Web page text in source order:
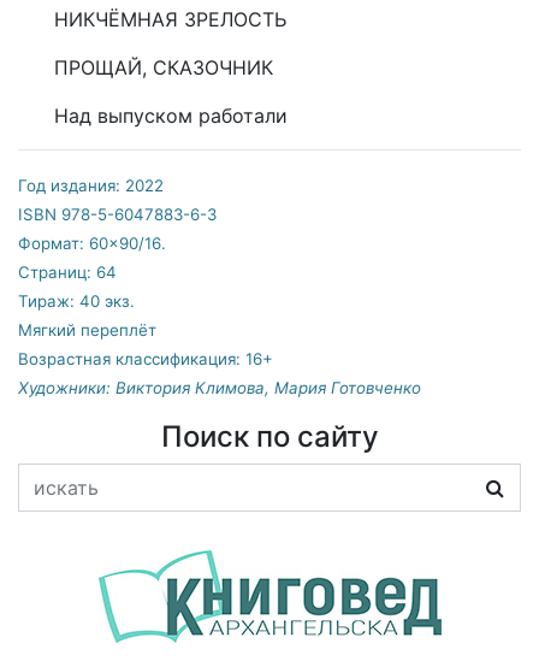
НИКЧЁМНАЯ ЗРЕЛОСТЬ
ПРОЩАЙ, СКАЗОЧНИК
Над выпуском работали
Год издания: 2022
ISBN 978-5-6047883-6-3
Формат: 60×90/16.
Страниц: 64
Тираж: 40 экз.
Мягкий переплёт
Возрастная классификация: 16+
Художники: Виктория Климова, Мария Готовченко
Поиск по сайту